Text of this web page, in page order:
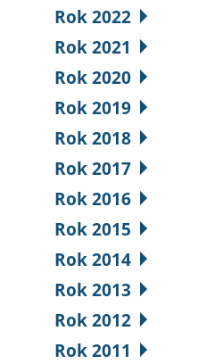
Rok 2022
Rok 2021
Rok 2020
Rok 2019
Rok 2018
Rok 2017
Rok 2016
Rok 2015
Rok 2014
Rok 2013
Rok 2012
Rok 2011